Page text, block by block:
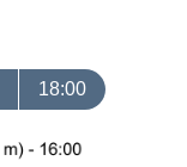
18:00